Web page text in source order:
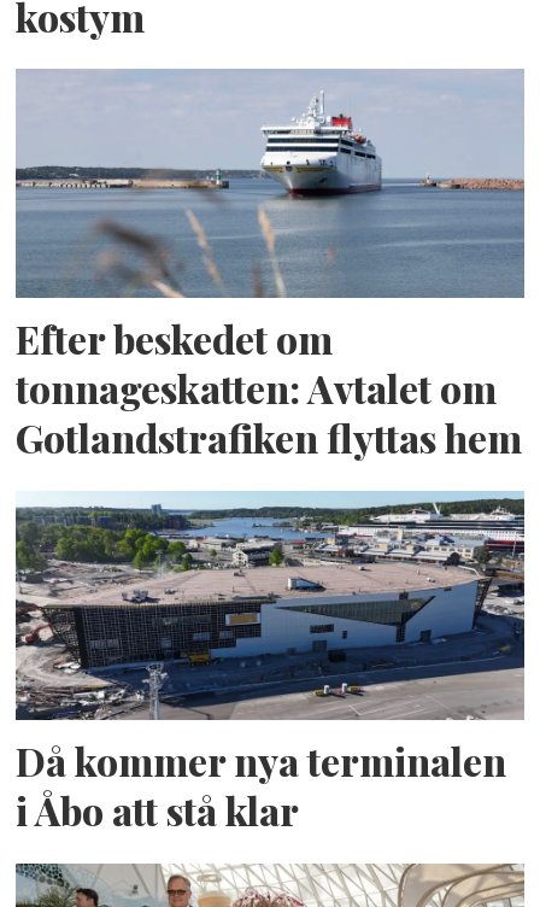
kostym
Efter beskedet om
tonnageskatten: Avtalet om
Gotlandstrafiken flyttas hem
Då kommer nya terminalen
i Åbo att stå klar